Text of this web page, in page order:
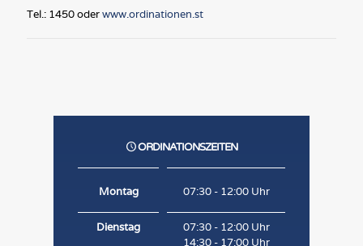
Tel.: 1450 oderwww.ordinationen.st
ORDINATIONSZEITEN
Montag 07:30 - 12:00 Uhr
Dienstag
07:30 - 12:00 Uhr
14:30 - 17:00 Uhr